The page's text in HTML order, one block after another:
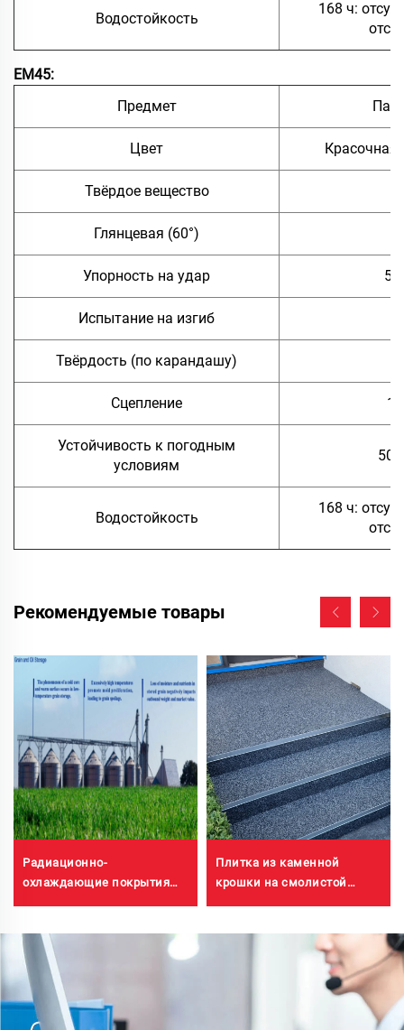
Водостойкость
168 ч:
EM45:
Предмет
Цвет
Твёрдое вещество
Глянцевая (60°)
Упорность на удар 50
Испытание на изгиб
Твёрдость (по карандашу)
Сцепление 1
Устойчивость к погодным
условиям
Водостойкость
168 ч:
Рекомендуемые товары
Радиационно-
охлаждающие покрытия
шкафов, зданий заводов по
производству цветных
стальных кровельных
плит, силосов для
хранения зерна,
Плитка из каменной
крошки на смолистой
выраженной текстурой,
кристаллический камень,
каменный ковер для
коммерческого и жилого